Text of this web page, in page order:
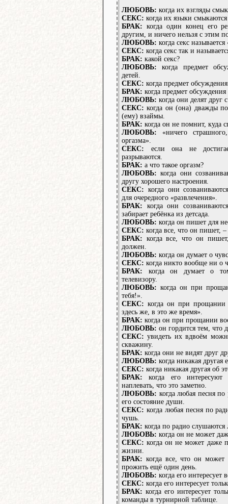
ЛЮБОВЬ: когда их взгляды
СЕКС: когда их языки
БРАК: когда один конец его
другим, и ничего нельзя с этим
ЛЮБОВЬ: когда секс
СЕКС: когда секс так и
БРАК: какой секс?
ЛЮБОВЬ: когда предмет
детей.
СЕКС: когда предмет
БРАК: когда предмет
ЛЮБОВЬ: когда они делят друг
СЕКС: когда он (она) дважды
(ему) взаймы.
БРАК: когда он не помнит, куда
ЛЮБОВЬ: «ничего
оргазма».
СЕКС: если она не
разрываются.
БРАК: а что такое оргазм?
ЛЮБОВЬ: когда они
другу хорошего настроения.
СЕКС: когда они
для очередного «развлечения».
БРАК: когда они
забирает ребёнка из детсада.
ЛЮБОВЬ: когда он пишет для
СЕКС: когда все, что он пишет,
БРАК: когда все, что он
должен.
ЛЮБОВЬ: когда он думает о
СЕКС: когда никто вообще ни о
БРАК: когда он думает о
телевизору.
ЛЮБОВЬ: когда он при
тебя!».
СЕКС: когда он при прощании
здесь же, в это же время».
БРАК: когда он при прощании
ЛЮБОВЬ: он гордится тем, что
СЕКС: увидеть их вдвоём
скважину.
БРАК: когда они не видят друг
ЛЮБОВЬ: когда никакая другая
СЕКС: когда никакая другая об
БРАК: когда его
наплевать, что это заметно.
ЛЮБОВЬ: когда любая песня
его состояние души.
СЕКС: когда любая песня по
чушь.
БРАК: когда по радио
ЛЮБОВЬ: когда он не может
СЕКС: когда он не может даже
жизни.
БРАК: когда все, что он может
прожить ещё один день.
ЛЮБОВЬ: когда его интересует
СЕКС: когда его интересует
БРАК: когда его интересует
команды в турнирной таблице.